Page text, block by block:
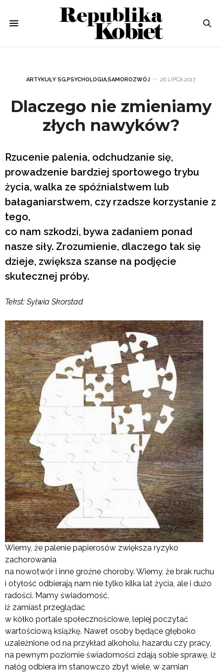
ARTYKUŁY SG,PSYCHOLOGIA,SAMOROZWÓJ 26 LIPCA 2017
Dlaczego nie zmieniamy
złych nawyków?
Rzucenie palenia, odchudzanie się,
prowadzenie bardziej sportowego trybu
życia, walka ze spóźnialstwem lub
bałaganiarstwem, czy rzadsze korzystanie z
tego,
co nam szkodzi, bywa zadaniem ponad
nasze siły. Zrozumienie, dlaczego tak się
dzieje, zwiększa szanse na podjęcie
skutecznej próby.
Tekst: Sylwia Skorstad
Wiemy, że palenie papierosów zwiększa ryzyko
zachorowania
na nowotwór i inne groźne choroby. Wiemy, że brak ruchu
i otyłość odbierają nam nie tylko kilka lat życia, ale i dużo
radości. Mamy świadomość,
iż zamiast przeglądać
w kółko portale społecznościowe, lepiej poczytać
wartościową książkę. Nawet osoby będące głęboko
uzależnione od na przykład alkoholu, hazardu czy pracy,
na pewnym poziomie świadomości zdają sobie sprawę, iż
nałóg odbiera im stanowczo zbyt wiele, w zamian